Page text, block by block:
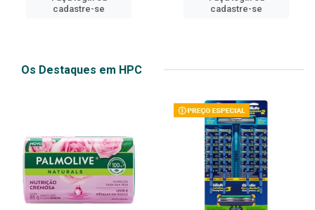
cadastre-se
cadastre-se
Os Destaques em HPC